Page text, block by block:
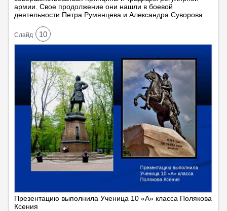
армии. Свое продолжение они нашли в боевой
деятельности Петра Румянцева и Александра Суворова.
Cлайд 10
Презентацию выполнила Ученица 10 «А» класса Полякова
Ксения